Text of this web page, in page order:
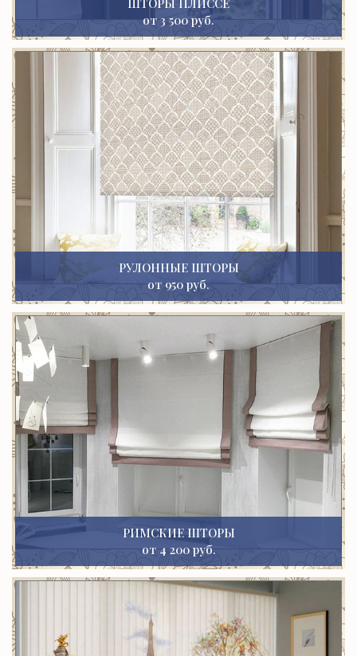
от 3 500 руб.
РУЛОННЫЕ ШТОРЫ
от 950 руб.
РИМСКИЕ ШТОРЫ
от 4 200 руб.